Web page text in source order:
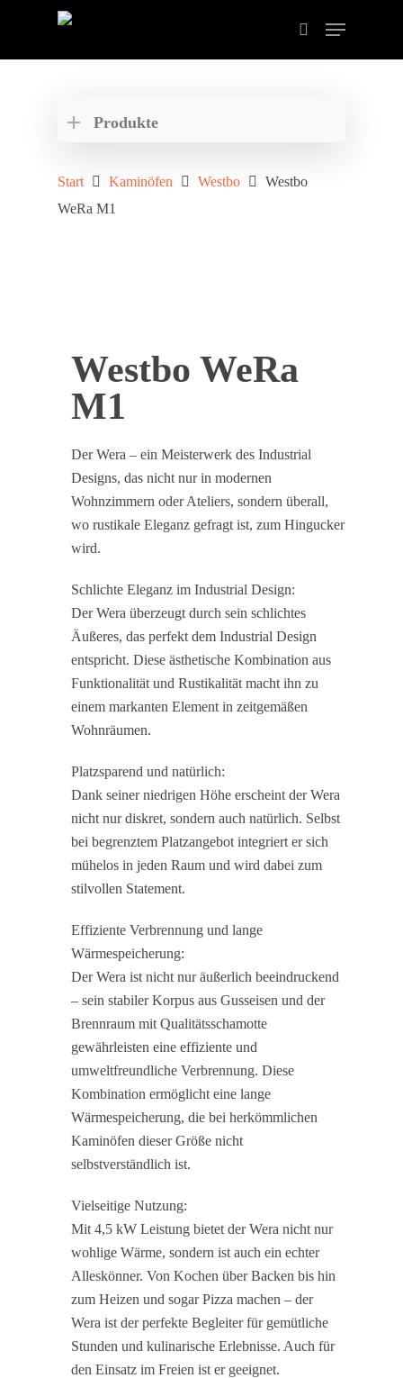
schließen der Suche.
Produkte
Start Kaminöfen Westbo
Westbo
WeRa M1
Westbo WeRa
M1
Der Wera – ein Meisterwerk des Industrial
Designs, das nicht nur in modernen
Wohnzimmern oder Ateliers, sondern überall,
wo rustikale Eleganz gefragt ist, zum Hingucker
wird.
Schlichte Eleganz im Industrial Design:
Der Wera überzeugt durch sein schlichtes
Äußeres, das perfekt dem Industrial Design
entspricht. Diese ästhetische Kombination aus
Funktionalität und Rustikalität macht ihn zu
einem markanten Element in zeitgemäßen
Wohnräumen.
Platzsparend und natürlich:
Dank seiner niedrigen Höhe erscheint der Wera
nicht nur diskret, sondern auch natürlich. Selbst
bei begrenztem Platzangebot integriert er sich
mühelos in jeden Raum und wird dabei zum
stilvollen Statement.
Effiziente Verbrennung und lange
Wärmespeicherung:
Der Wera ist nicht nur äußerlich beeindruckend
– sein stabiler Korpus aus Gusseisen und der
Brennraum mit Qualitätsschamotte
gewährleisten eine effiziente und
umweltfreundliche Verbrennung. Diese
Kombination ermöglicht eine lange
Wärmespeicherung, die bei herkömmlichen
Kaminöfen dieser Größe nicht
selbstverständlich ist.
Vielseitige Nutzung:
Mit 4,5 kW Leistung bietet der Wera nicht nur
wohlige Wärme, sondern ist auch ein echter
Alleskönner. Von Kochen über Backen bis hin
zum Heizen und sogar Pizza machen – der
Wera ist der perfekte Begleiter für gemütliche
Stunden und kulinarische Erlebnisse. Auch für
den Einsatz im Freien ist er geeignet.